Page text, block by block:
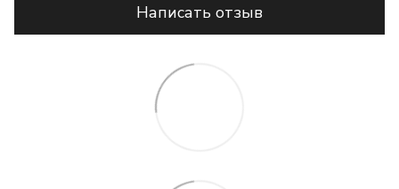
Написать отзыв